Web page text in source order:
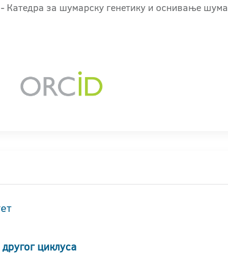
Катедра за шумарску генетику и оснивање шума
циклуса